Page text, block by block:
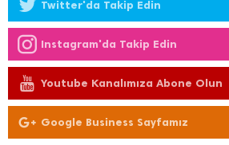
Twitter'da Takip Edin
Instagram'da Takip Edin
Youtube Kanalımıza Abone Olun
Google Business Sayfamız